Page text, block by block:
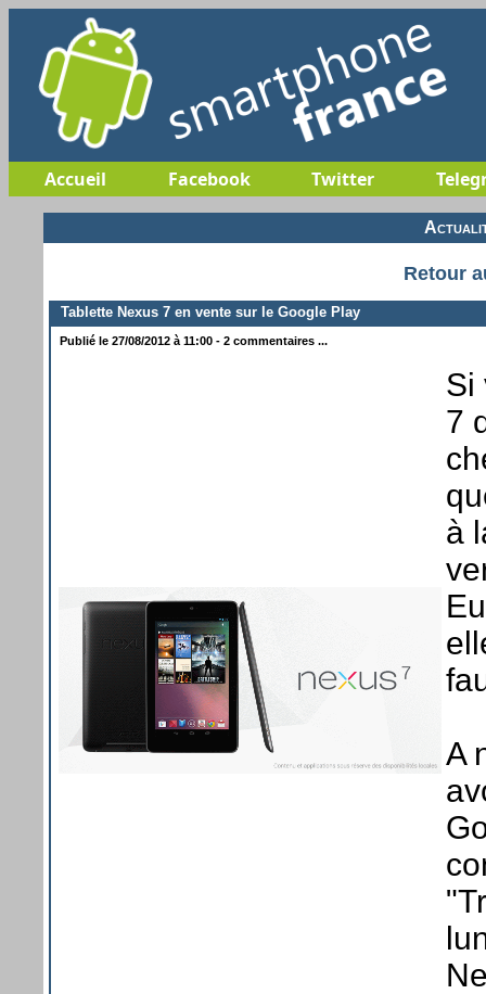
Accueil Facebook Twitter
Retour
Tablette Nexus 7 en vente sur le Google Play
Publié le 27/08/2012 à 11:00 - 2 commentaires ...
Si
7
à
A